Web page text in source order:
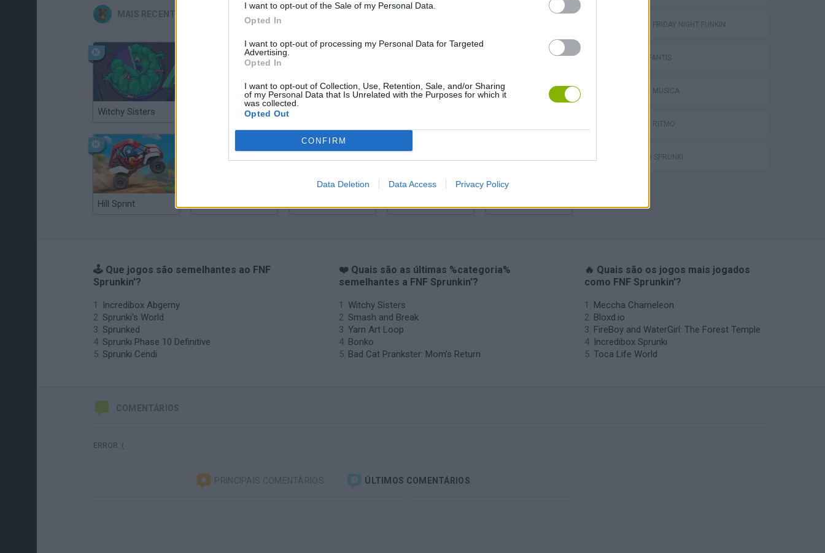
I want to opt-out of the Sale of my Personal Data.
Opted In
I want to opt-out of processing my Personal Data for Targeted
Advertising.
Opted In
I want to opt-out of Collection, Use, Retention, Sale, and/or Sharing
of my Personal Data that Is Unrelated with the Purposes for which it
was collected.
Opted Out
CONFIRM
Data Deletion Data Access Privacy Policy
MAIS RECENTES JOGOS INFANTIS
Witchy Sisters Smash and Break
Hill Sprint
JOGOS DE FRIDAY NIGHT FUNKIN
JOGOS INFANTIS
JOGOS DE MÚSICA
JOGOS DE RITMO
JOGOS DO SPRUNKI
🕹️ Que jogos são semelhantes ao FNF
Sprunkin'?
Incredibox Abgerny
Sprunki's World
Sprunked
Sprunki Phase 10 Definitive
Sprunki Cendi
❤️ Quais são as últimas %categoria%
semelhantes a FNF Sprunkin'?
Witchy Sisters
Smash and Break
Yarn Art Loop
Bonko
Bad Cat Prankster: Mom’s Return
🔥 Quais são os jogos mais jogados
como FNF Sprunkin'?
Meccha Chameleon
Bloxd.io
FireBoy and WaterGirl: The Forest Temple
Incredibox Sprunki
Toca Life World
COMENTÁRIOS
ERROR :(
PRINCIPAIS COMENTÁRIOS ÚLTIMOS COMENTÁRIOS